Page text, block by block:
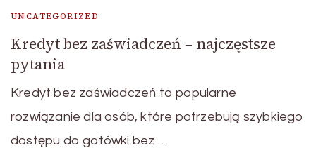
UNCATEGORIZED
Kredyt bez zaświadczeń – najczęstsze
pytania
Kredyt bez zaświadczeń to popularne
rozwiązanie dla osób, które potrzebują szybkiego
dostępu do gotówki bez …